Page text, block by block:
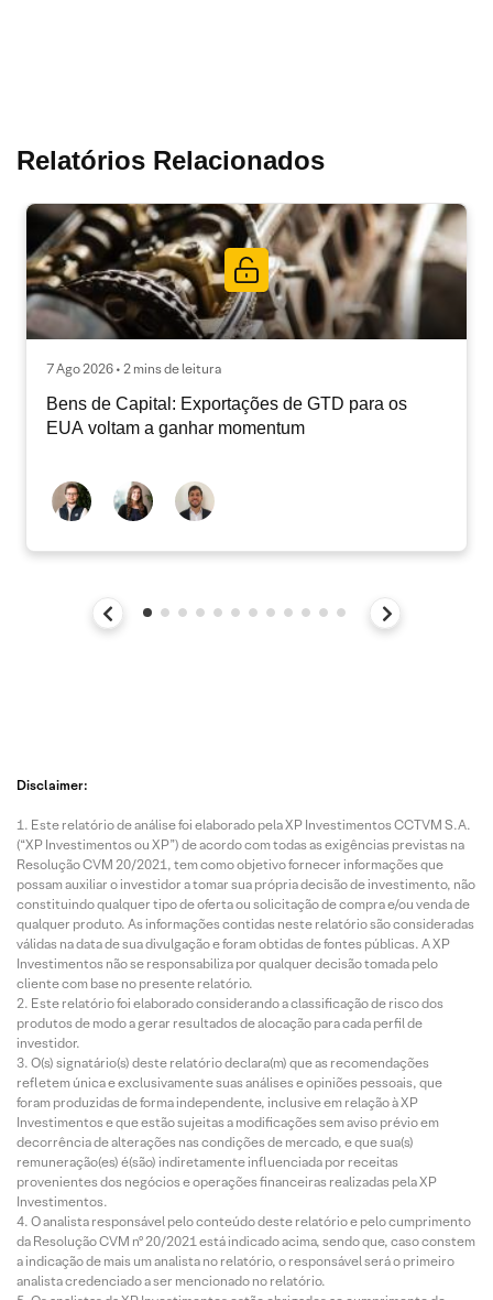
Relatórios Relacionados
7 Ago 2026 • 2 mins de leitura
Bens de Capital: Exportações de GTD para os
EUA voltam a ganhar momentum
Disclaimer:
Este relatório de análise foi elaborado pela XP Investimentos CCTVM S.A.
(“XP Investimentos ou XP”) de acordo com todas as exigências previstas na
Resolução CVM 20/2021, tem como objetivo fornecer informações que
possam auxiliar o investidor a tomar sua própria decisão de investimento, não
constituindo qualquer tipo de oferta ou solicitação de compra e/ou venda de
qualquer produto. As informações contidas neste relatório são consideradas
válidas na data de sua divulgação e foram obtidas de fontes públicas. A XP
Investimentos não se responsabiliza por qualquer decisão tomada pelo
cliente com base no presente relatório.
Este relatório foi elaborado considerando a classificação de risco dos
produtos de modo a gerar resultados de alocação para cada perfil de
investidor.
O(s) signatário(s) deste relatório declara(m) que as recomendações
refletem única e exclusivamente suas análises e opiniões pessoais, que
foram produzidas de forma independente, inclusive em relação à XP
Investimentos e que estão sujeitas a modificações sem aviso prévio em
decorrência de alterações nas condições de mercado, e que sua(s)
remuneração(es) é(são) indiretamente influenciada por receitas
provenientes dos negócios e operações financeiras realizadas pela XP
Investimentos.
O analista responsável pelo conteúdo deste relatório e pelo cumprimento
da Resolução CVM nº 20/2021 está indicado acima, sendo que, caso constem
a indicação de mais um analista no relatório, o responsável será o primeiro
analista credenciado a ser mencionado no relatório.